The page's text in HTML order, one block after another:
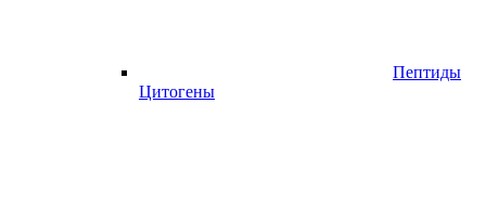
Пептиды
Цитогены